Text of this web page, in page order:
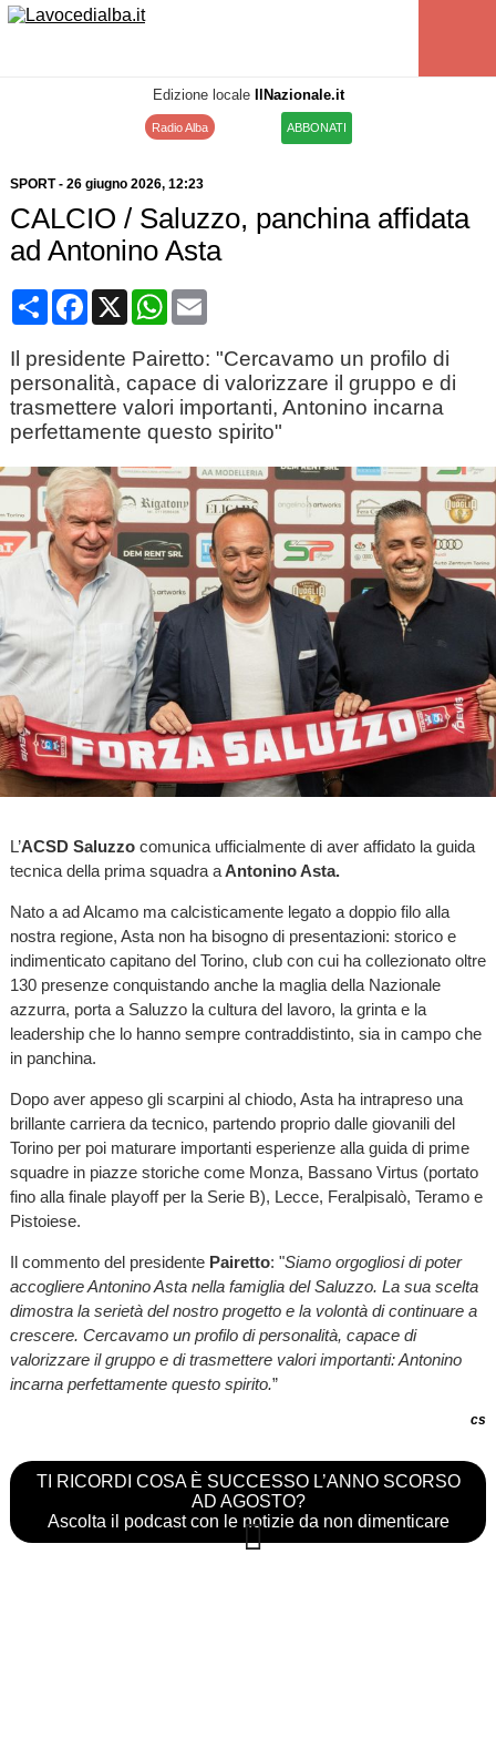
Edizione locale IlNazionale.it
Radio Alba ABBONATI
SPORT- 26 giugno 2026, 12:23
CALCIO / Saluzzo, panchina affidata
ad Antonino Asta
CondividiFacebook
X WhatsApp
Email
Il presidente Pairetto: "Cercavamo un profilo di
personalità, capace di valorizzare il gruppo e di
trasmettere valori importanti, Antonino incarna
perfettamente questo spirito"
L’ACSD Saluzzocomunica ufficialmente di aver affidato la guida
tecnica della prima squadra aAntonino Asta.
Nato a ad Alcamo ma calcisticamente legato a doppio filo alla
nostra regione, Asta non ha bisogno di presentazioni: storico e
indimenticato capitano del Torino, club con cui ha collezionato oltre
130 presenze conquistando anche la maglia della Nazionale
azzurra, porta a Saluzzo la cultura del lavoro, la grinta e la
leadership che lo hanno sempre contraddistinto, sia in campo che
in panchina.
Dopo aver appeso gli scarpini al chiodo, Asta ha intrapreso una
brillante carriera da tecnico, partendo proprio dalle giovanili del
Torino per poi maturare importanti esperienze alla guida di prime
squadre in piazze storiche come Monza, Bassano Virtus (portato
fino alla finale playoff per la Serie B), Lecce, Feralpisalò, Teramo e
Pistoiese.
Il commento del presidentePairetto: "Siamo orgogliosi di poter
accogliere Antonino Asta nella famiglia del Saluzzo. La sua scelta
dimostra la serietà del nostro progetto e la volontà di continuare a
crescere. Cercavamo un profilo di personalità, capace di
valorizzare il gruppo e di trasmettere valori importanti: Antonino
incarna perfettamente questo spirito.”
cs
TI RICORDI COSA È SUCCESSO L’ANNO SCORSO
AD AGOSTO?
Ascolta il podcast con le notizie da non dimenticare